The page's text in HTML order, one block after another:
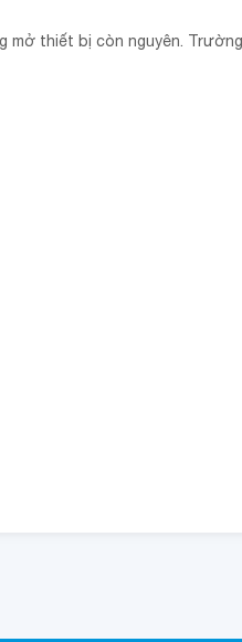
thiết bị còn nguyên.